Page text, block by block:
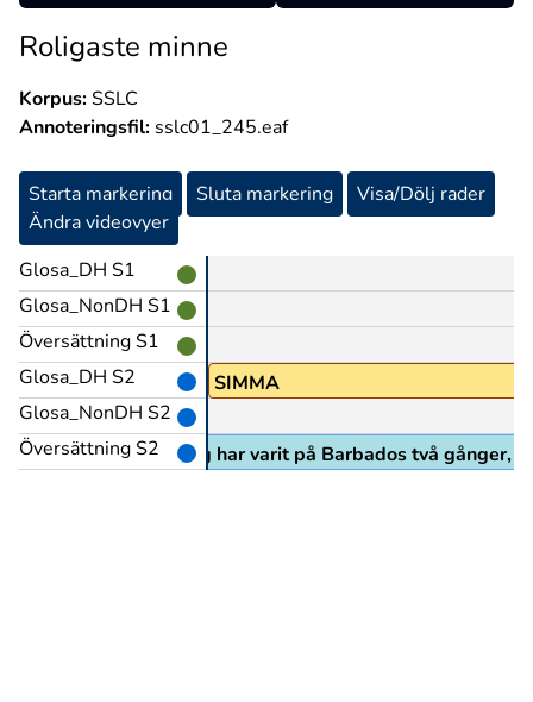
Roligaste minne
Korpus:SSLC
Annoteringsfil: sslc01_245.eaf
Starta markering Sluta markering
Visa/Dölj rader
Ändra videovyer
Glosa_DH S1
Glosa_NonDH S1
Översättning S1
Glosa_DH S2
Glosa_NonDH S2
Översättning S2
SIMMA
klart vatten, så fint, jag har varit på Barbados två gånger,